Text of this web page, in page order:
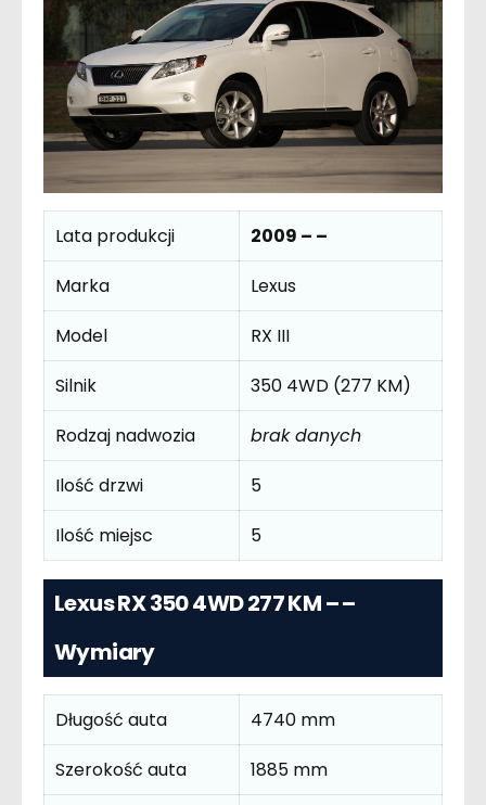
Lata produkcji
2009 – –
Marka
Lexus
Model
RX III
Silnik
350 4WD (277 KM)
Rodzaj nadwozia
brak danych
Ilość drzwi
5
Ilość miejsc
5
Lexus RX 350 4WD 277 KM – –
Wymiary
Długość auta
4740 mm
Szerokość auta
1885 mm